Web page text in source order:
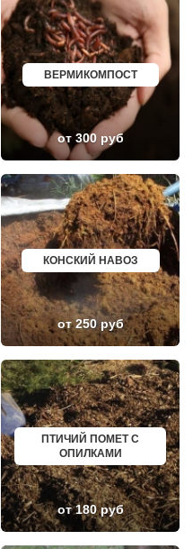
ВЯТСКИЕ ПОЛЯНЫ
ОЛЕНЕГОРСК
ЛЫСЬВА
НЕРЮНГРИ
АРСК
УДОМЛЯ
АМУРСК
ЧЕБАРКУЛЬ
НОЯБРЬСК
ГОРОХОВЕЦ
КАЛАЧ
БАЛТИЙСК
ЛЮДИНОВО
МЕЩОВСК
ЕЛИЗОВО
КИСЕЛЕВСК
БОГОТОЛ
РУЗАЕВКА
БУГУРУСЛАН
АРТЕМОВСКИЙ
КРАСНОТУРЬИНСК
СЕВЕРСК
ВЕНЕВ
БЕЛОКУРИХА
КОРЯЖМА
ЮРЬЕВ-ПОЛЬСКИЙ
ФУРМАНОВ
НИЖНЕУДИНСК
ШЕЛЕХОВ
УРЖУМ
ЛЕБЕДЯНЬ
ЛЫСКОВО
КАЛАЧИНСК
СОРОЧИНСК
ГОРНОЗАВОДСК
ВЕРХНИЙ ТАГИЛ
КАРПИНСК
ВЕРМИКОМПОСТ
от 300 руб
КОНСКИЙ НАВОЗ
от 250 руб
ПТИЧИЙ ПОМЕТ С
ОПИЛКАМИ
от 180 руб